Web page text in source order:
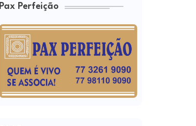
Pax Perfeição